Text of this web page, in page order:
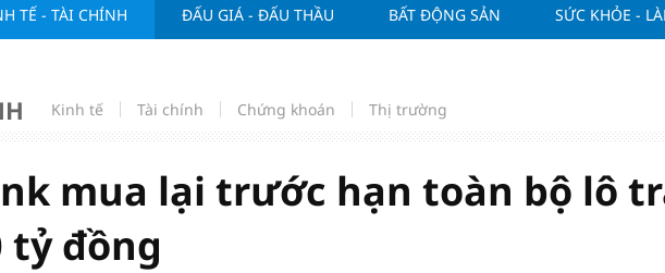
18:05
Tử vi hôm nay, xem tử vi 12 con giáp hôm nay ngày 7/8/2026: Tuổi Thân làm
việc chăm chỉ
15:00 Hút vốn FDI chất lượng cao cho mục tiêu tăng trưởng 2 con số
13:00 Nghiên cứu tính tiền gửi Kho bạc vào nguồn vốn huy động của ngân hàng
TẾ - TÀI CHÍNH ĐẤU GIÁ - ĐẤU THẦU BẤT ĐỘNG SẢN SỨC KHỎE -
Kinh tế Tài chính Chứng khoán Thị trường
mua lại trước hạn toàn bộ lô
tỷ đồng